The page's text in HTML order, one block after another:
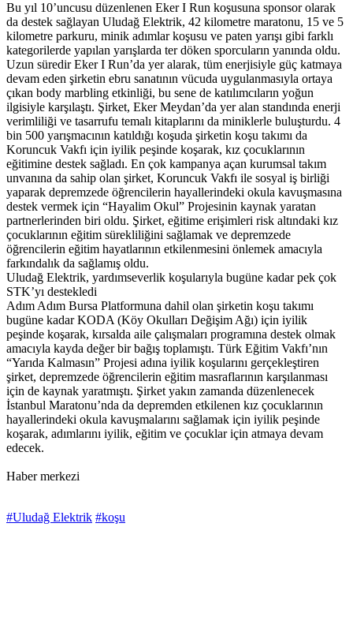
Bu yıl 10’uncusu düzenlenen Eker I Run koşusuna sponsor olarak
da destek sağlayan Uludağ Elektrik, 42 kilometre maratonu, 15 ve 5
kilometre parkuru, minik adımlar koşusu ve paten yarışı gibi farklı
kategorilerde yapılan yarışlarda ter döken sporcuların yanında oldu.
Uzun süredir Eker I Run’da yer alarak, tüm enerjisiyle güç katmaya
devam eden şirketin ebru sanatının vücuda uygulanmasıyla ortaya
çıkan body marbling etkinliği, bu sene de katılımcıların yoğun
ilgisiyle karşılaştı. Şirket, Eker Meydan’da yer alan standında enerji
verimliliği ve tasarrufu temalı kitaplarını da miniklerle buluşturdu. 4
bin 500 yarışmacının katıldığı koşuda şirketin koşu takımı da
Koruncuk Vakfı için iyilik peşinde koşarak, kız çocuklarının
eğitimine destek sağladı. En çok kampanya açan kurumsal takım
unvanına da sahip olan şirket, Koruncuk Vakfı ile sosyal iş birliği
yaparak depremzede öğrencilerin hayallerindeki okula kavuşmasına
destek vermek için “Hayalim Okul” Projesinin kaynak yaratan
partnerlerinden biri oldu. Şirket, eğitime erişimleri risk altındaki kız
çocuklarının eğitim sürekliliğini sağlamak ve depremzede
öğrencilerin eğitim hayatlarının etkilenmesini önlemek amacıyla
farkındalık da sağlamış oldu.
Uludağ Elektrik, yardımseverlik koşularıyla bugüne kadar pek çok
STK’yı destekledi
Adım Adım Bursa Platformuna dahil olan şirketin koşu takımı
bugüne kadar KODA (Köy Okulları Değişim Ağı) için iyilik
peşinde koşarak, kırsalda aile çalışmaları programına destek olmak
amacıyla kayda değer bir bağış toplamıştı. Türk Eğitim Vakfı’nın
“Yarıda Kalmasın” Projesi adına iyilik koşularını gerçekleştiren
şirket, depremzede öğrencilerin eğitim masraflarının karşılanması
için de kaynak yaratmıştı. Şirket yakın zamanda düzenlenecek
İstanbul Maratonu’nda da depremden etkilenen kız çocuklarının
hayallerindeki okula kavuşmalarını sağlamak için iyilik peşinde
koşarak, adımlarını iyilik, eğitim ve çocuklar için atmaya devam
edecek.
Haber merkezi
#Uludağ Elektrik #koşu